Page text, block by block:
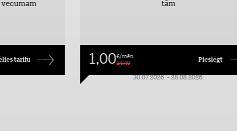
tarifu
tām
1,00€/mēn.
24,49
Pieslēgt
30.07.2026. - 28.08.2026.